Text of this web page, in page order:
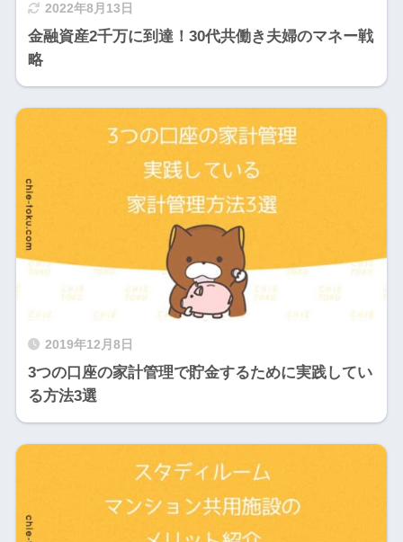
2022年8月13日
金融資産2千万に到達！30代共働き夫婦のマネー戦
略
2019年12月8日
3つの口座の家計管理で貯金するために実践してい
る方法3選